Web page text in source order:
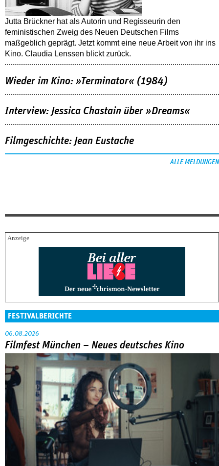
Jutta Brückner hat als Autorin und Regisseurin den
feministischen Zweig des Neuen Deutschen Films
maßgeblich geprägt. Jetzt kommt eine neue Arbeit von ihr ins
Kino. Claudia Lenssen blickt zurück.
Wieder im Kino: »Terminator« (1984)
Interview: Jessica Chastain über »Dreams«
Filmgeschichte: Jean Eustache
ALLE MELDUNGEN
FESTIVALBERICHTE
06.08.2026
Filmfest München – Neues deutsches Kino